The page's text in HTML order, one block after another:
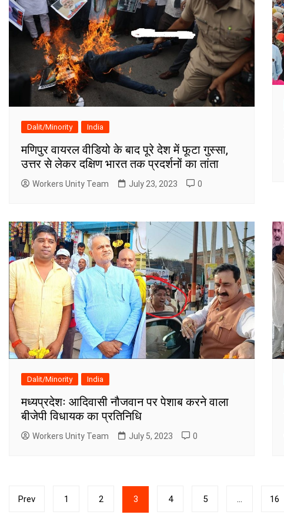
Dalit/Minority India
मणिपुर वायरल वीडियो के बाद पूरे देश में फूटा गुस्सा,
उत्तर से लेकर दक्षिण भारत तक प्रदर्शनों का तांता
Workers Unity Team July 23, 2023 0
Dalit/Minority India
मध्यप्रदेशः आदिवासी नौजवान पर पेशाब करने वाला
बीजेपी विधायक का प्रतिनिधि
Workers Unity Team July 5, 2023 0
Posts
Prev 1 2 3 4 5 16